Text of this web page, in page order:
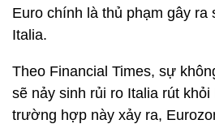
Euro chính là thủ phạm gây ra
Italia.
Theo Financial Times, sự
sẽ nảy sinh rủi ro Italia rút khỏi
trường hợp này xảy ra,